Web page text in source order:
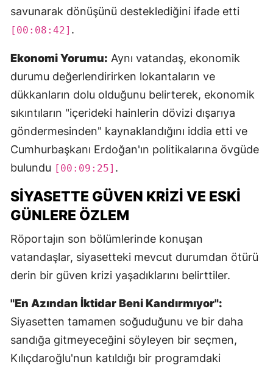
savunarak dönüşünü desteklediğini ifade etti
[00:08:42] .
Ekonomi Yorumu: Aynı vatandaş, ekonomik
durumu değerlendirirken lokantaların ve
dükkanların dolu olduğunu belirterek, ekonomik
sıkıntıların "içerideki hainlerin dövizi dışarıya
göndermesinden" kaynaklandığını iddia etti ve
Cumhurbaşkanı Erdoğan'ın politikalarına övgüde
bulundu [00:09:25] .
SIYASETTE GÜVEN KRIZI VE ESKI
GÜNLERE ÖZLEM
Röportajın son bölümlerinde konuşan
vatandaşlar, siyasetteki mevcut durumdan ötürü
derin bir güven krizi yaşadıklarını belirttiler.
"En Azından İktidar Beni Kandırmıyor":
Siyasetten tamamen soğuduğunu ve bir daha
sandığa gitmeyeceğini söyleyen bir seçmen,
Kılıçdaroğlu'nun katıldığı bir programdaki